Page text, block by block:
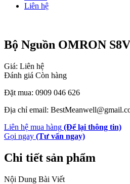
Liên hệ
Bộ Nguồn OMRON
Giá: Liên hệ
Đánh giá Còn hàng
Đặt mua: 0909 046 626
Địa chỉ email:
Liên hệ mua hàng (Để lại thông tin)
Gọi ngay (Tư vấn ngay)
Chi tiết sản phẩm
Nội Dung Bài Viết